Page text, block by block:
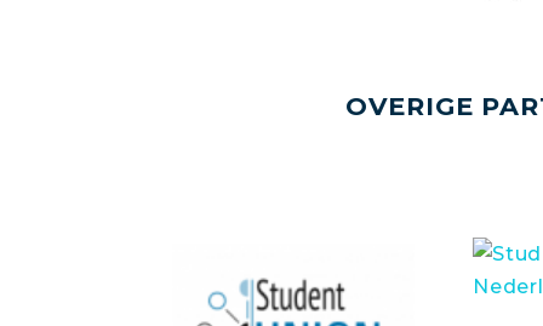
OVERIGE